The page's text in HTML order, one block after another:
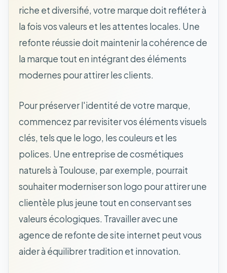
riche et diversifié, votre marque doit refléter à
la fois vos valeurs et les attentes locales. Une
refonte réussie doit maintenir la cohérence de
la marque tout en intégrant des éléments
modernes pour attirer les clients.
Pour préserver l'identité de votre marque,
commencez par revisiter vos éléments visuels
clés, tels que le logo, les couleurs et les
polices. Une entreprise de cosmétiques
naturels à Toulouse, par exemple, pourrait
souhaiter moderniser son logo pour attirer une
clientèle plus jeune tout en conservant ses
valeurs écologiques. Travailler avec une
agence de refonte de site internet peut vous
aider à équilibrer tradition et innovation.